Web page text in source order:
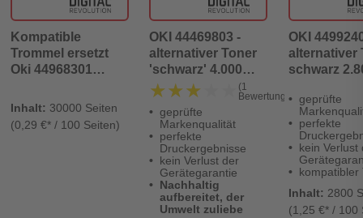
Kompatible
Trommel ersetzt
Oki 44968301
Inhalt: 30000 Seiten
(0,29 €* / 100 Seiten)
OKI 44469803 -
alternativer Toner
'schwarz' 4.000
Seiten - Digital
Revolution
★★★★★
★★★★★
(1
Bewertung)
geprüfte
Markenqualität
perfekte
Druckergebnisse
kein Verlust der
Gerätegarantie
Nachhaltig
aufbereitet, der
Umwelt zuliebe
OKI
alternativer
schwarz
Revolution
geprüfte
perfekte
kein Verlust
kompatibler
Inhalt: 2800
(1,25 €* / 100